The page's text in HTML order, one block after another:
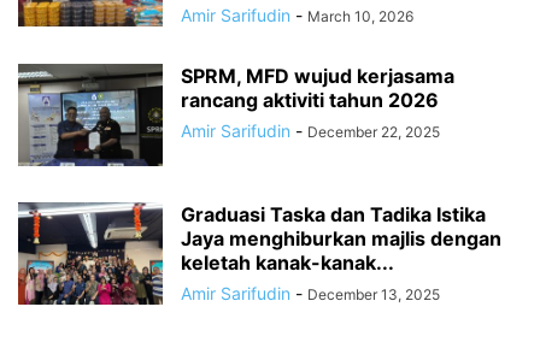
Amir Sarifudin - March 10, 2026
SPRM, MFD wujud kerjasama
rancang aktiviti tahun 2026
Amir Sarifudin - December 22, 2025
Graduasi Taska dan Tadika Istika
Jaya menghiburkan majlis dengan
keletah kanak-kanak...
Amir Sarifudin - December 13, 2025